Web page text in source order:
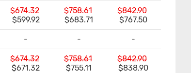
$674.32
$599.92
$758.61
$683.71
$842.90
$767.50
- - -
$674.32
$671.32
$758.61
$755.11
$842.90
$838.90